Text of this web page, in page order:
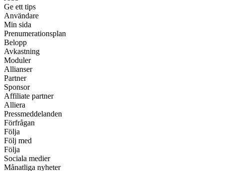
Ge ett tips
Användare
Min sida
Prenumerationsplan
Belopp
Avkastning
Moduler
Allianser
Partner
Sponsor
Affiliate partner
Alliera
Pressmeddelanden
Förfrågan
Följa
Följ med
Följa
Sociala medier
Månatliga nyheter